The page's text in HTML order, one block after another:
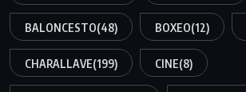
BALONCESTO(48) BOXEO(12)
CHARALLAVE(199) CINE(8)